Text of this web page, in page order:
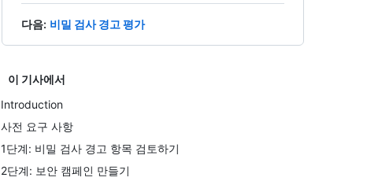
다음: 비밀 검사 경고 평가
이 기사에서
Introduction
사전 요구 사항
1단계: 비밀 검사 경고 항목 검토하기
2단계: 보안 캠페인 만들기